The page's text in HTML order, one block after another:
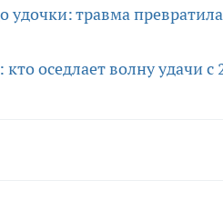
удочки: травма
оседлает волну удачи с